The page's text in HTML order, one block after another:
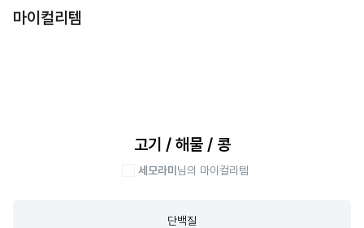
마이컬리템
고기 / 해물 / 콩
세모라미 님의 마이컬리템
단백질